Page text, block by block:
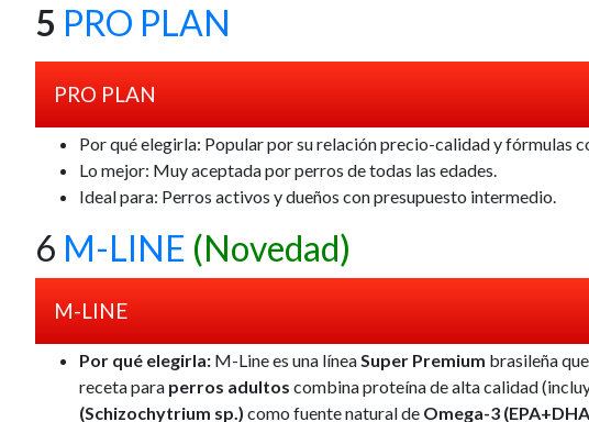
5 PRO PLAN
PRO PLAN
Por qué elegirla: Popular por su relación precio-calidad y fórmulas
Lo mejor: Muy aceptada por perros de todas las edades.
Ideal para: Perros activos y dueños con presupuesto intermedio.
6 M-LINE (Novedad)
M-LINE
Por qué elegirla: M-Line es una líneaSuper Premium brasileña
receta para perros adultos combina proteína de alta calidad
(Schizochytrium sp.) como fuente natural de Omega-3